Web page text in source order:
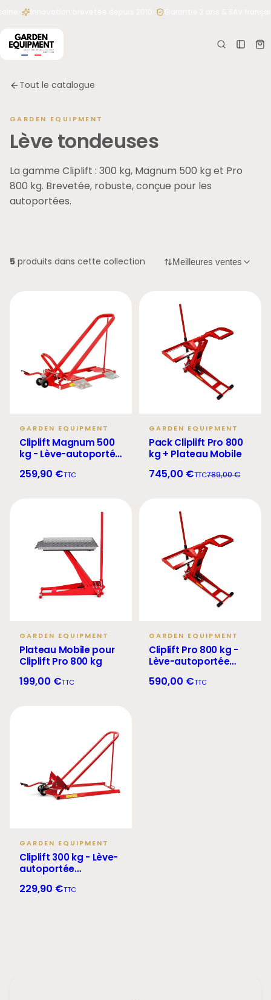
et
passer
au
contenu
Votr
e
pani
Votre
panier
vide
Aucun
Tapez votre besoin : « abri pour Husqvarna 305 », «
lames Worx », « lève-tondeuse 500 kg »…
Innovation brevetée depuis 2010 Garantie 2 ans & SAV français
Tout le catalogue
GARDEN EQUIPMENT
Lève tondeuses
La gamme Cliplift : 300 kg, Magnum 500 kg et Pro
800 kg. Brevetée, robuste, conçue pour les
autoportées.
5 produits dans cette collection Meilleures ventes
GARDEN EQUIPMENT
Cliplift Magnum 500
kg - Lève-autoportée
259,90 €TTC
GARDEN EQUIPMENT
Pack Cliplift Pro 800
kg + Plateau Mobile
745,00 €TTC789,00 €
GARDEN EQUIPMENT
Plateau Mobile pour
Cliplift Pro 800 kg
199,00 €TTC
GARDEN EQUIPMENT
Cliplift Pro 800 kg -
Lève-autoportée
professionnel
590,00 €TTC
GARDEN EQUIPMENT
Cliplift 300 kg - Lève-
autoportée
229,90 €TTC